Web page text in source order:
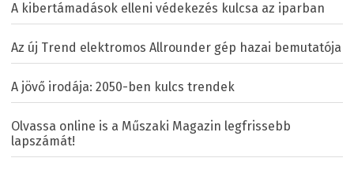
A kibertámadások elleni védekezés kulcsa az iparban
Az új Trend elektromos Allrounder gép hazai bemutatója
A jövő irodája: 2050-ben kulcs trendek
Olvassa online is a Műszaki Magazin legfrissebb
lapszámát!